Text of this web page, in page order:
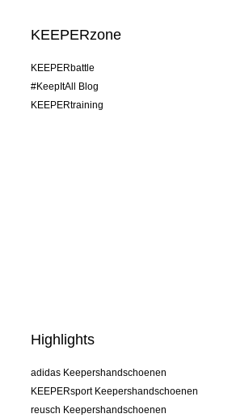
KEEPERzone
KEEPERbattle
#KeepItAll Blog
KEEPERtraining
Highlights
adidas Keepershandschoenen
KEEPERsport Keepershandschoenen
reusch Keepershandschoenen